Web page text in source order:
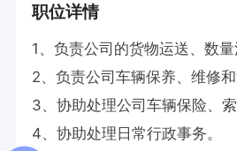
职位详情
1、负责公司的货物运送、数
2、负责公司车辆保养、维修和
3、协助处理公司车辆保险、
4、协助处理日常行政事务。